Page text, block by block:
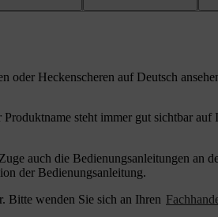
Heckenscheren auf Deutsch
steht immer gut sichtbar auf
auch die Bedienungsanleitungen an
der Bedienungsanleitung.
Bitte wenden Sie sich an Ihren